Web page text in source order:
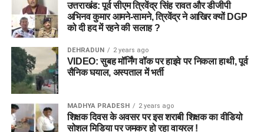
उत्तराखंड: पूर्व सीएम त्रिवेंद्र सिंह रावत और डीजीपी
अभिनव कुमार आमने-सामने, त्रिवेंद्र ने आखिर क्यों DGP
को दी हद में रहने की सलाह ?
DEHRADUN 2 years ago
VIDEO: सुबह मॉर्निंग वॉक पर हाइवे पर निकला हाथी, पूर्व
सैनिक घयाल, अस्पताल में भर्ती
MADHYA PRADESH 2 years ago
शिक्षक दिवस के अवसर पर इस शराबी शिक्षक का वीडियो
सोशल मिडिया पर जमकर हो रहा वायरल !